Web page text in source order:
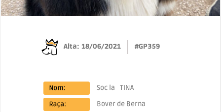
Alta: 18/06/2021 #GP359
Soc la
TINA
Bover de Berna